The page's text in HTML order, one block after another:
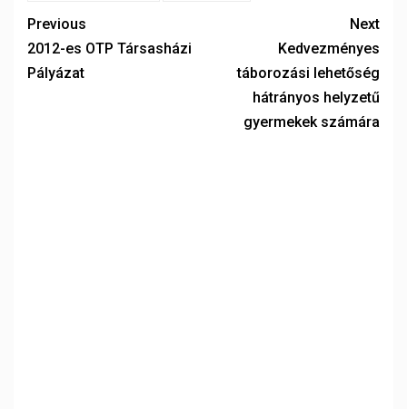
Previous
2012-es OTP Társasházi
Pályázat
Next
Kedvezményes
táborozási lehetőség
hátrányos helyzetű
gyermekek számára